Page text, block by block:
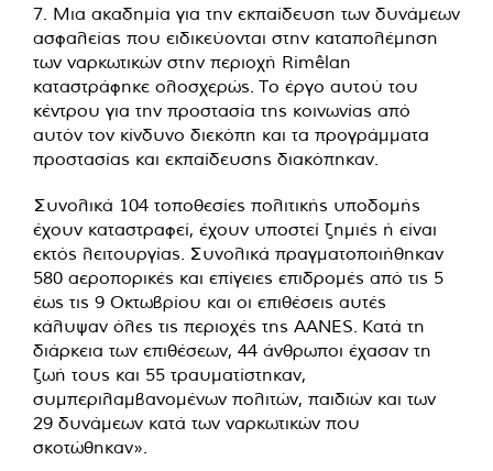
7. Μια ακαδημία για την εκπαίδευση των δυνάμεων
ασφαλείας που ειδικεύονται στην καταπολέμηση
των ναρκωτικών στην περιοχή Rimêlan
καταστράφηκε ολοσχερώς. Το έργο αυτού του
κέντρου για την προστασία της κοινωνίας από
αυτόν τον κίνδυνο διεκόπη και τα προγράμματα
προστασίας και εκπαίδευσης διακόπηκαν.
Συνολικά 104 τοποθεσίες πολιτικής υποδομής
έχουν καταστραφεί, έχουν υποστεί ζημιές ή είναι
εκτός λειτουργίας. Συνολικά πραγματοποιήθηκαν
580 αεροπορικές και επίγειες επιδρομές από τις 5
έως τις 9 Οκτωβρίου και οι επιθέσεις αυτές
κάλυψαν όλες τις περιοχές της AANES. Κατά τη
διάρκεια των επιθέσεων, 44 άνθρωποι έχασαν τη
ζωή τους και 55 τραυματίστηκαν,
συμπεριλαμβανομένων πολιτών, παιδιών και των
29 δυνάμεων κατά των ναρκωτικών που
σκοτώθηκαν».